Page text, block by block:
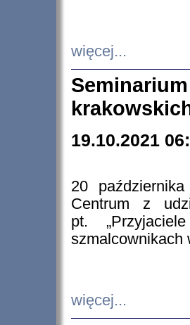
więcej...
19.10.2021
20
Centrum z
pt.
szmalcownikach
więcej...